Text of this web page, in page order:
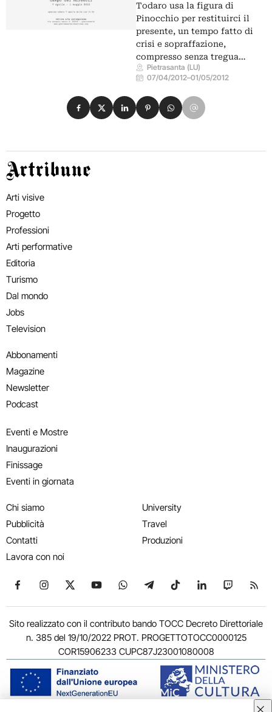
Todaro usa la figura di
Pinocchio per restituirci il
presente, un tempo fatto di
crisi e sopraffazione,
compresso senza tregua…
Pietrasanta (LU)
07/04/2012–01/05/2012
Condividi su Facebook
Condividi su X
Condividi su LinkedIn
Condividi su Pinterest
Condividi su WhatsApp
Condividi su Email
Artribune
Arti visive
Progetto
Professioni
Arti performative
Editoria
Turismo
Dal mondo
Jobs
Television
Abbonamenti
Magazine
Newsletter
Podcast
Eventi e Mostre
Inaugurazioni
Finissage
Eventi in giornata
Chi siamo
Pubblicità
Contatti
Lavora con noi
University
Travel
Produzioni
Seguici su Facebook
Seguici su Instagram
Seguici su X
Seguici su YouTube
Seguici su WhatsApp
Seguici su Telegram
Seguici su TikTok
Seguici su
Seguici
Sito realizzato con il contributo bando TOCC Decreto Direttoriale
n. 385 del 19/10/2022 PROT. PROGETTOTOCC0000125
COR15906233 CUPC87J23001080008